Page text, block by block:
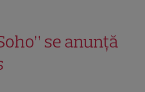
se anunță